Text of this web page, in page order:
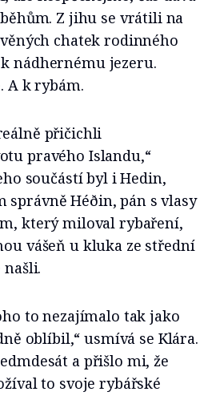
Z jihu se vrátili na
chatek rodinného
nádhernému jezeru.
A k rybám.
přičichli
pravého Islandu,“
součástí byl i Hedin,
správně Héðin, pán s vlasy
který miloval rybaření,
vášeň u kluka ze střední
našli.
to nezajímalo tak jako
oblíbil,“ usmívá se Klára.
a přišlo mi, že
to svoje rybářské